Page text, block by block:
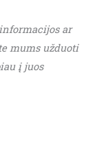
ar
mums užduoti
į juos